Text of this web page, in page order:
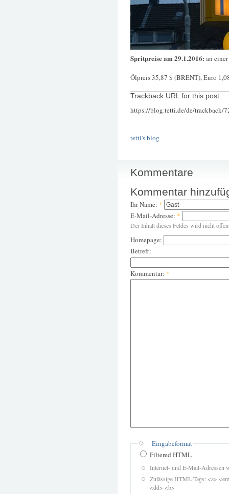
Spritpreise am 29.1.2016: an
Ölpreis 35,87 $ (BRENT), Euro
Trackback URL for this post:
https://blog.tetti.de/de/trackback/
tetti's blog
Kommentare
Kommentar
Ihr Name: *
E-Mail-Adresse: *
Der Inhalt dieses Feldes wird nicht
Homepage:
Betreff:
Kommentar: *
Eingabeformat
Filtered HTML
Internet- und E-Mail-Adressen
Zulässige HTML-Tags: <a>
<dd> <b>